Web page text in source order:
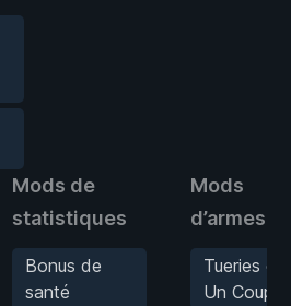
Mods de
statistiques
Bonus de
santé
Mods
d’armes
Tueries en
Un Coup